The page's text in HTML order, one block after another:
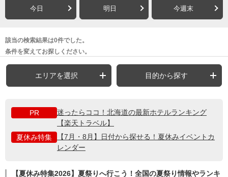
今日 明日 今週末
該当の検索結果は0件でした。
条件を変えてお探しください。
エリアを選択 目的から探す
PR
迷ったらココ！北海道の最新ホテルランキング
【楽天トラベル】
夏休み特集
【7月・8月】日付から探せる！夏休みイベントカ
レンダー
【夏休み特集2026】夏祭りへ行こう！全国の夏祭り情報やランキ